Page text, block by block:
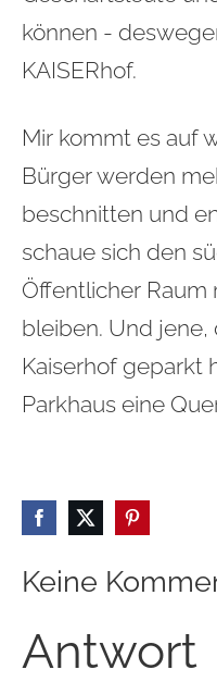
können -
KAISERhof.
Mir kommt es auf
Bürger werden
beschnitten und
schaue sich den
Öffentlicher Raum
bleiben. Und jene,
Kaiserhof geparkt
Parkhaus eine
Keine
Antwort